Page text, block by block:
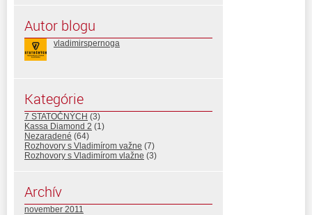
Autor blogu
vladimirspernoga
Kategórie
7 STATOČNÝCH (3)
Kassa Diamond 2 (1)
Nezaradené (64)
Rozhovory s Vladimírom važne (7)
Rozhovory s Vladimírom vlažne (3)
Archív
november 2011